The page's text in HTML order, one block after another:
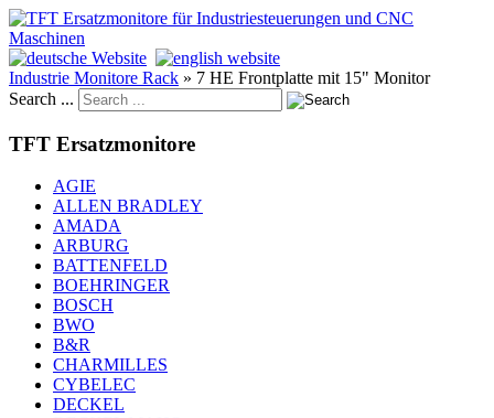
Industrie Monitore Rack » 7 HE Frontplatte mit 15" Monitor
Search ...
TFT Ersatzmonitore
AGIE
ALLEN BRADLEY
AMADA
ARBURG
BATTENFELD
BOEHRINGER
BOSCH
BWO
B&R
CHARMILLES
CYBELEC
DECKEL